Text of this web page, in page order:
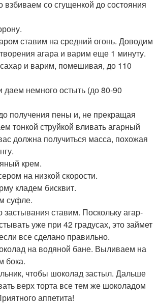
со сгущенкой до состояния
ставим на средний огонь. Доводим
агара и варим еще 1 минуту.
и варим, помешивая, до 110
немного остыть (до 80-90
получения пены и, не прекращая
тонкой струйкой вливать агарный
должна получиться масса, похожая
крем.
на низкой скорости.
кладем бисквит.
суфле.
застывания ставим. Поскольку агар-
уже при 42 градусах, это займет
все сделано правильно.
на водяной бане. Выливаем на
бока.
чтобы шоколад застыл. Дальше
верх торта все тем же шоколадом
аппетита!